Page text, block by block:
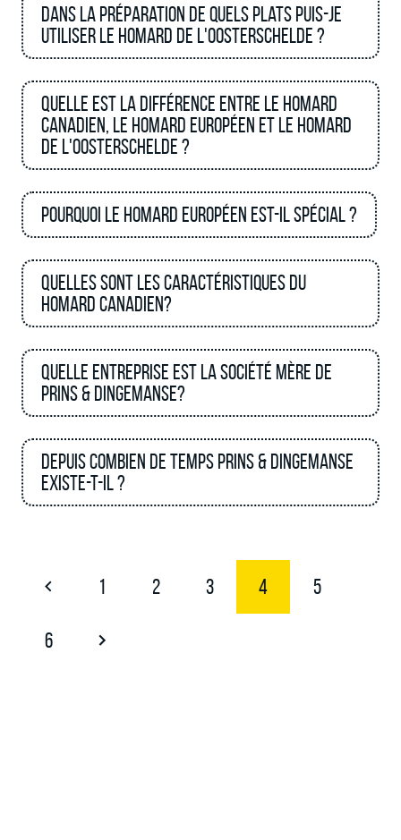
Dans la préparation de quels plats puis-je
utiliser le homard de l'Oosterschelde ?
Quelle est la différence entre le homard
canadien, le homard européen et le homard
de l'Oosterschelde ?
Pourquoi le homard européen est-il spécial ?
Quelles sont les caractéristiques du
homard canadien?
Quelle entreprise est la société mère de
Prins & Dingemanse?
Depuis combien de temps Prins & Dingemanse
existe-t-il ?
1 2 3 4 5
6